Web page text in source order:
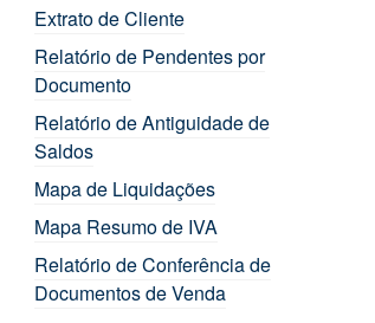
Extrato de Cliente
Relatório de Pendentes por
Documento
Relatório de Antiguidade de
Saldos
Mapa de Liquidações
Mapa Resumo de IVA
Relatório de Conferência de
Documentos de Venda